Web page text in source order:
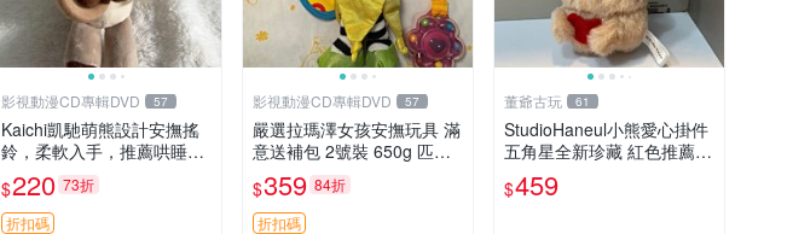
影視動漫CD專輯DVD 57
Kaichi凱馳萌熊設計安撫搖
鈴，柔軟入手，推薦哄睡好
選擇 熊公仔 安撫玩具 喂食
環
$220 73折
折扣碼
影視動漫CD專輯DVD 57
嚴選拉瑪澤女孩安撫玩具 滿
意送補包 2號裝 650g 匹配
嬰幼童舒壓好伴侶 女孩專用
安心選擇 安撫玩偶 衝包 玩
具
$359 84折
折扣碼
董爺古玩 61
StudioHaneul小熊愛心掛件
五角星全新珍藏 紅色推薦收
藏 玩具掛飾 掛件 新品
$459